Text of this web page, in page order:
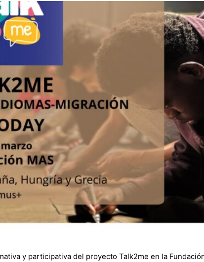
y participativa del proyecto Talk2me en la